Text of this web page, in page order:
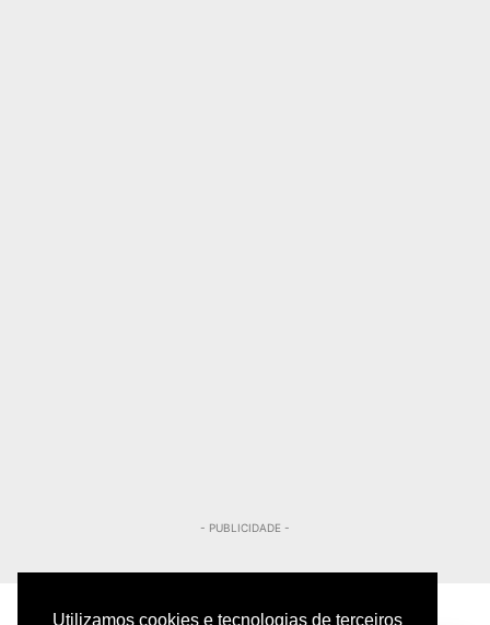
Utilizamos cookies e tecnologias de terceiros
- PUBLICIDADE -